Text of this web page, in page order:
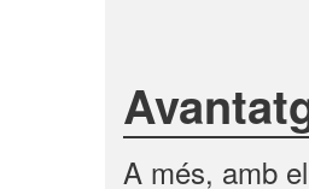
A més, amb